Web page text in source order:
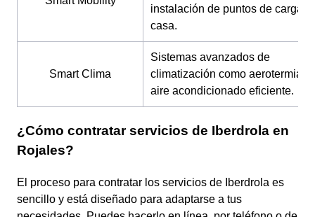
instalación de puntos de carga
casa.
Smart Clima
Sistemas avanzados de
climatización como aerotermia y
aire acondicionado eficiente.
¿Cómo contratar servicios de Iberdrola en
Rojales?
El proceso para contratar los servicios de Iberdrola es
sencillo y está diseñado para adaptarse a tus